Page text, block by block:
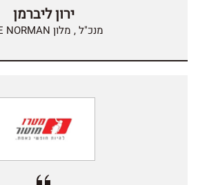
ירון ליברמן
מנכ"ל , מלון THE NORMAN